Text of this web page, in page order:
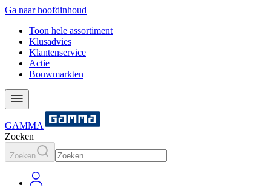
Ga naar hoofdinhoud
Toon hele assortiment
Klusadvies
Klantenservice
Actie
Bouwmarkten
GAMMA
Zoeken
Zoeken